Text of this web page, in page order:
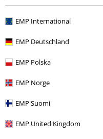
EMP International
EMP Deutschland
EMP Polska
EMP Norge
EMP Suomi
EMP United Kingdom
Quasi esaurito
Ladies' Basic Padded Bra (2-pack)